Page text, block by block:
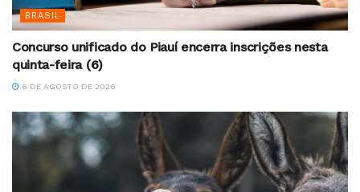
BRASIL
Concurso unificado do Piauí encerra inscrições nesta
quinta-feira (6)
6 DE AGOSTO DE 2026